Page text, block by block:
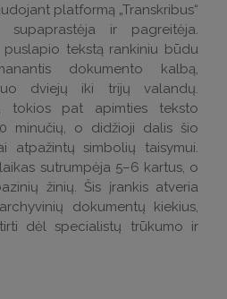
platformą „Transkribus“
ir pagreitėja.
puslapio tekstą rankiniu būdu
dokumento kalbą,
dviejų iki trijų valandų.
tokios pat apimties teksto
minučių, o didžioji dalis šio
atpažintų simbolių taisymui.
sutrumpėja 5–6 kartus, o
žinių. Šis įrankis atveria
dokumentų kiekius,
dėl specialistų trūkumo ir